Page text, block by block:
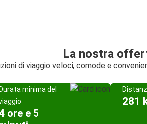
La nostra
di viaggio veloci, comode e
minima del
ore e 5
281